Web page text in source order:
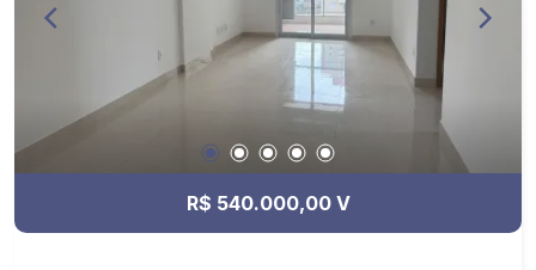
R$ 540.000,00 V